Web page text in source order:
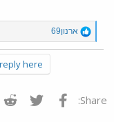
R
e
a
ארנון69
here.
Share: פייסבוק Twitter